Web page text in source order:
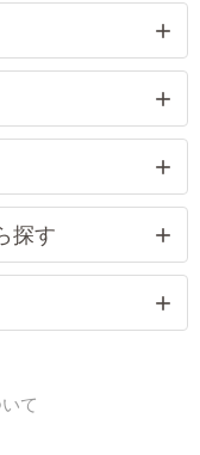
探す
て